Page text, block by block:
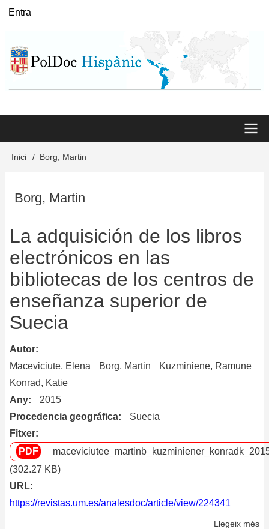
Vés
User
Entra
Main
Inici Borg, Martin
Borg, Martin
La adquisición de los libros
electrónicos en las
bibliotecas de los centros de
enseñanza superior de
Suecia
Autor
Maceviciute, Elena
Borg, Martin
Kuzminiene, Ramune
Konrad, Katie
Any
2015
Procedencia geográfica
Suecia
Fitxer
(302.27 KB)
URL
https://revistas.um.es/analesdoc/article/view/224341
Llegeix més